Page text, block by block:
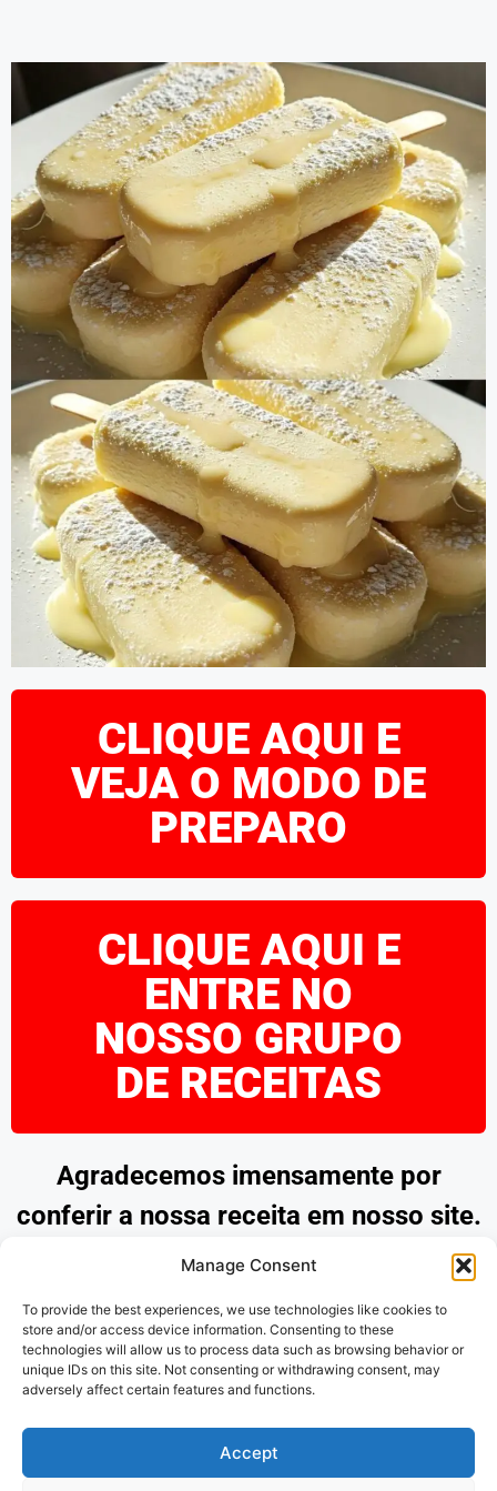
Manage Consent
To provide the best experiences, we use technologies like cookies to
store and/or access device information. Consenting to these
technologies will allow us to process data such as browsing behavior or
unique IDs on this site. Not consenting or withdrawing consent, may
adversely affect certain features and functions.
Accept
CLIQUE AQUI E
VEJA O MODO DE
PREPARO
CLIQUE AQUI E
ENTRE NO
NOSSO GRUPO
DE RECEITAS
Agradecemos imensamente por
conferir a nossa receita em nosso site.
Esperamos que tenha encontrado
pratos deliciosos. Continue explorando
as nossas opções e desfrute de
Obrigado por nos acompanhar!